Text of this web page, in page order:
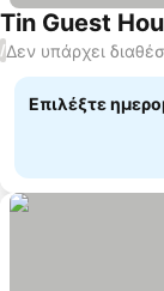
Tin Guest
/Δεν υπάρχει
Επιλέξτε